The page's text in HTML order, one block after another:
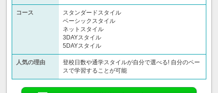
コース
スタンダードスタイル
ベーシックスタイル
ネットスタイル
3DAYスタイル
5DAYスタイル
人気の理由
登校日数や通学スタイルが自分で選べる! 自分のペー
スで学習することが可能